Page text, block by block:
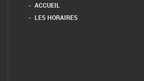
ACCUEIL
LES HORAIRES